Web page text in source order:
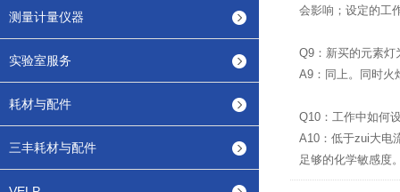
测量计量仪器
实验室服务
耗材与配件
三丰耗材与配件
会影响；设定的工
Q9：新买的元素灯
A9：同上。同时火
Q10：工作中如何
A10：低于zui大电
足够的化学敏感度